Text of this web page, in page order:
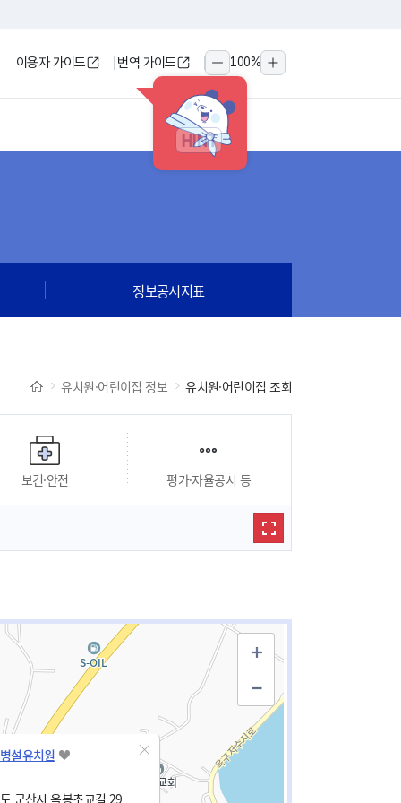
HINT
이용자 가이드 번역 가이드
축소
100%
확대
정보공시지표
유치원·어린이집 정보 유치원·어린이집 조회
보건·안전 평가·자율공시 등
설유치원
군산시 옥봉초교길 29